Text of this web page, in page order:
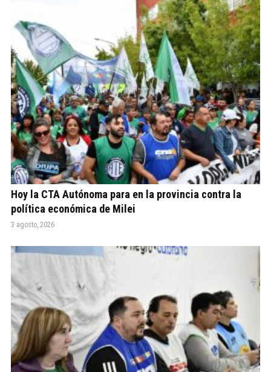
Hoy la CTA Autónoma para en la provincia contra la
política económica de Milei
3 agosto, 2026